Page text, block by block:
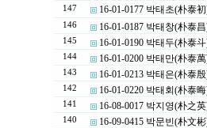
147 16-01-0177 박태초(朴泰
146 16-01-0187 박태창(朴泰
145 16-01-0190 박태두(朴泰
144 16-01-0200 박태만(朴泰
143 16-01-0213 박태은(朴泰
142 16-01-0220 박태회(朴泰
141 16-08-0017 박지영(朴之
140 16-09-0415 박문빈(朴文